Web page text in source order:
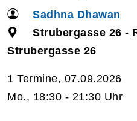
Sadhna Dhawan
Strubergasse 26 -
Strubergasse 26
1 Termine, 07.09.2026
Mo., 18:30 - 21:30 Uhr